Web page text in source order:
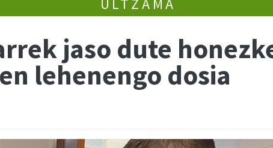
ULTZAMA
jaso dute
lehenengo dosia